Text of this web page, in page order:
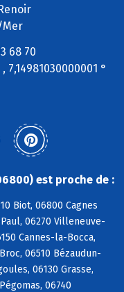
Mer
68 70
7,14981030000001 °
est proche de :
Biot, 06800 Cagnes
06270 Villeneuve-
Cannes-la-Bocca,
06510 Bézaudun-
06130 Grasse,
06740